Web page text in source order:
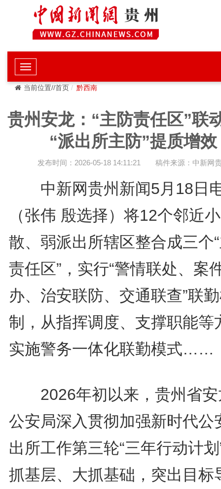
当前位置//首页 黔西南
贵州安龙：“主防责任区”联
“派出所主防”提质增效
发布时间：2026-05-18 14:11:21 稿件来源：中新网
中新网贵州新闻5月18
（张伟 殷选择）将12个邻近
散、弱派出所辖区整合成三个
责任区”，实行“警情联处、案
办、治安联防、交通联查”联
制，从指挥调度、支撑职能等
实施警务一体化联勤模式……
2026年初以来，贵州省安
公安局深入贯彻加强新时代公
出所工作第三轮“三年行动计
抓基层、大抓基础，突出目标